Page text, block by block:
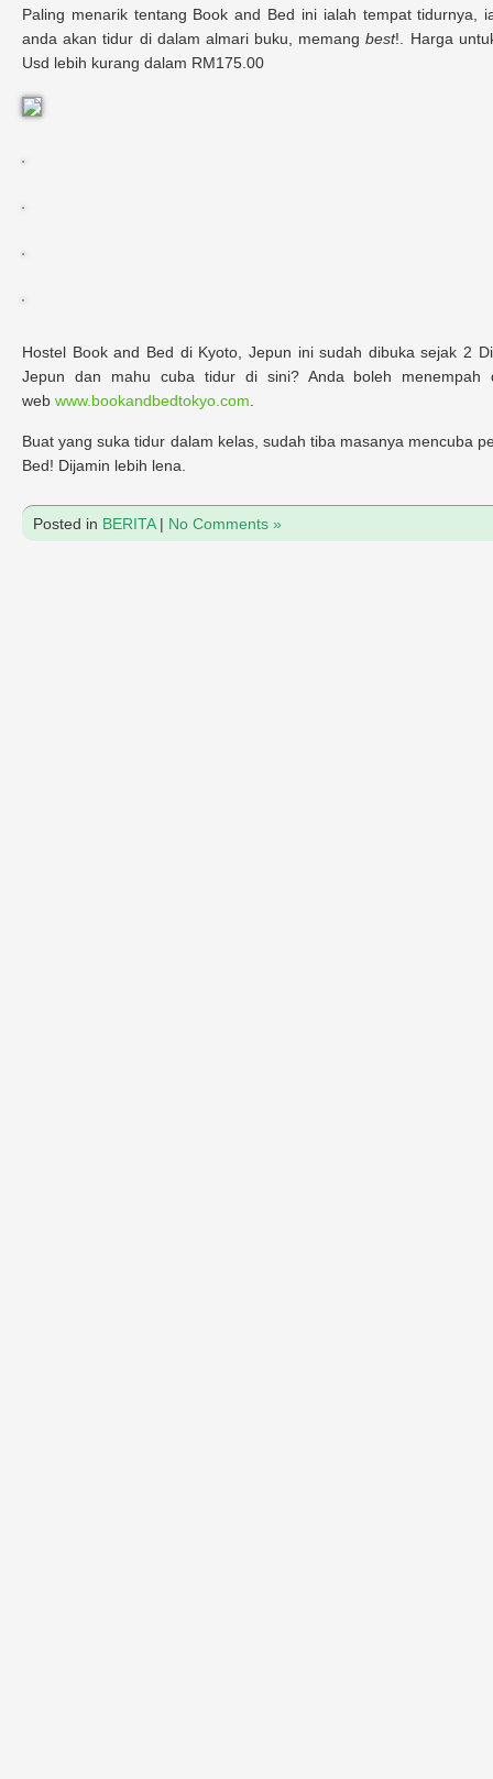
Paling menarik tentang Book and Bed ini ialah tempat tidurnya,
anda akan tidur di dalam almari buku, memangbest!. Harga
Usd lebih kurang dalam RM175.00
Hostel Book and Bed di Kyoto, Jepun ini sudah dibuka sejak 2
Jepun dan mahu cuba tidur di sini? Anda boleh menempah
web www.bookandbedtokyo.com
Buat yang suka tidur dalam kelas, sudah tiba masanya mencuba
Bed! Dijamin lebih lena.
Posted in BERITA| No Comments »